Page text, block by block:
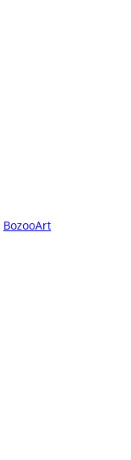
BozooArt